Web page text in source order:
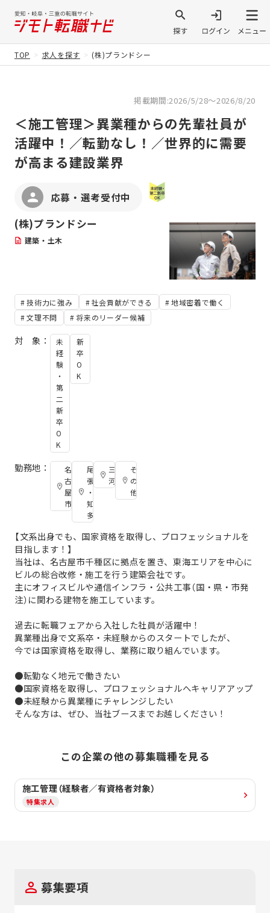
TOP 求人を探す (株)プランドシー
掲載期間:2026/5/28～2026/8/20
＜施工管理＞異業種からの先輩社員が
活躍中！／転勤なし！／世界的に需要
が高まる建設業界
応募・選考受付中
(株)プランドシー
建築・土木
技術力に強み 社会貢献ができる
地域密着で働く
文理不問
将来のリーダー候補
対 象：
未
経
験
・
第
二
新
卒
O
K
新
卒
O
K
勤務地：
名
古
屋
市
尾
張
・
知
多
三
河
そ
の
他
【文系出身でも、国家資格を取得し、プロフェッショナルを
目指します！】
当社は、名古屋市千種区に拠点を置き、東海エリアを中心に
ビルの総合改修・施工を行う建築会社です。
主にオフィスビルや通信インフラ・公共工事（国・県・市発
注）に関わる建物を施工しています。
過去に転職フェアから入社した社員が活躍中！
異業種出身で文系卒・未経験からのスタートでしたが、
今では国家資格を取得し、業務に取り組んでいます。
●転勤なく地元で働きたい
●国家資格を取得し、プロフェッショナルへキャリアアップ
●未経験から異業種にチャレンジしたい
そんな方は、ぜひ、当社ブースまでお越しください！
この企業の他の募集職種を見る
施工管理（経験者／有資格者対象）
特集求人
募集要項